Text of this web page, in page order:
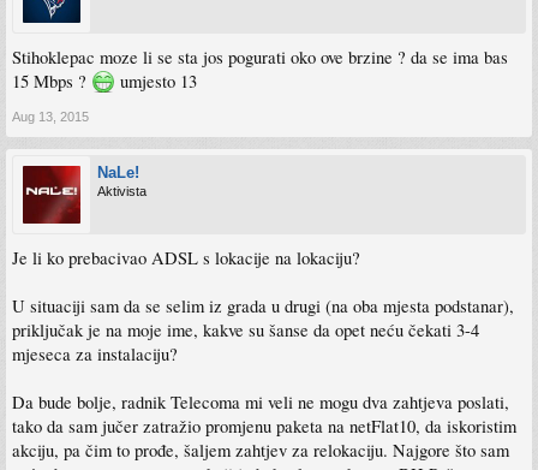
Stihoklepac moze li se sta jos pogurati oko ove brzine ? da se ima bas
15 Mbps ?
umjesto 13
Aug 13, 2015
NaLe!
Aktivista
Je li ko prebacivao ADSL s lokacije na lokaciju?
U situaciji sam da se selim iz grada u drugi (na oba mjesta podstanar),
priključak je na moje ime, kakve su šanse da opet neću čekati 3-4
mjeseca za instalaciju?
Da bude bolje, radnik Telecoma mi veli ne mogu dva zahtjeva poslati,
tako da sam jučer zatražio promjenu paketa na netFlat10, da iskoristim
akciju, pa čim to prođe, šaljem zahtjev za relokaciju. Najgore što sam